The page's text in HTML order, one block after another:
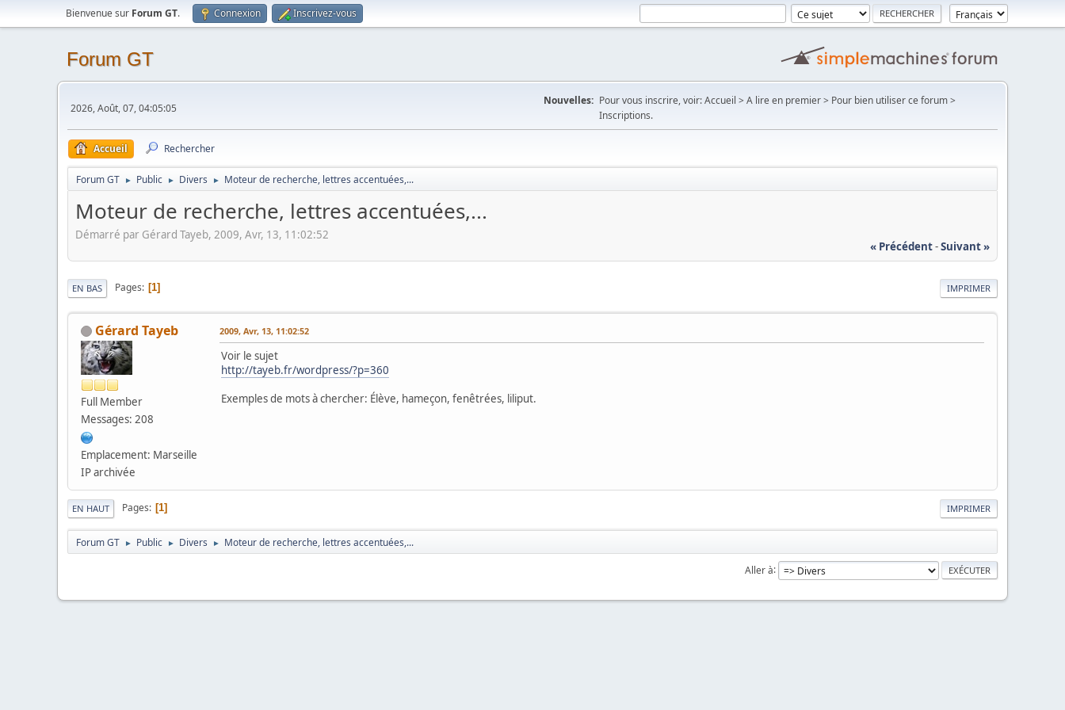
Bienvenue sur Forum GT. Connexion Inscrivez-vous
Forum GT
2026, Août, 07, 04:05:05
Nouvelles: Pour vous inscrire, voir: Accueil > A lire en premier > Pour bien utiliser ce forum >
Inscriptions.
Accueil Rechercher
Forum GT ► Public ► Divers ► Moteur de recherche, lettres accentuées,...
Moteur de recherche, lettres accentuées,...
Démarré par Gérard Tayeb, 2009, Avr, 13, 11:02:52
« Précédent-Suivant »
IMPRIMER
EN BAS Pages 1
Gérard Tayeb
Full Member
Messages: 208
Emplacement: Marseille
IP archivée
2009, Avr, 13, 11:02:52
Voir le sujet
http://tayeb.fr/wordpress/?p=360
Exemples de mots à chercher: Élève, hameçon, fenêtrées, liliput.
IMPRIMER
EN HAUT Pages 1
Forum GT ► Public ► Divers ► Moteur de recherche, lettres accentuées,...
Aller à